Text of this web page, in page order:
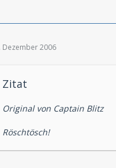
Dezember 2006
Zitat
Original von Captain Blitz
Röschtösch!